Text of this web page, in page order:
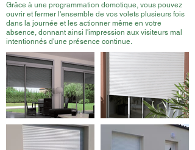
Grâce à une programmation domotique, vous pouvez
ouvrir et fermer l'ensemble de vos volets plusieurs fois
dans la journée et les actionner même en votre
absence, donnant ainsi l'impression aux visiteurs mal
intentionnés d'une présence continue.